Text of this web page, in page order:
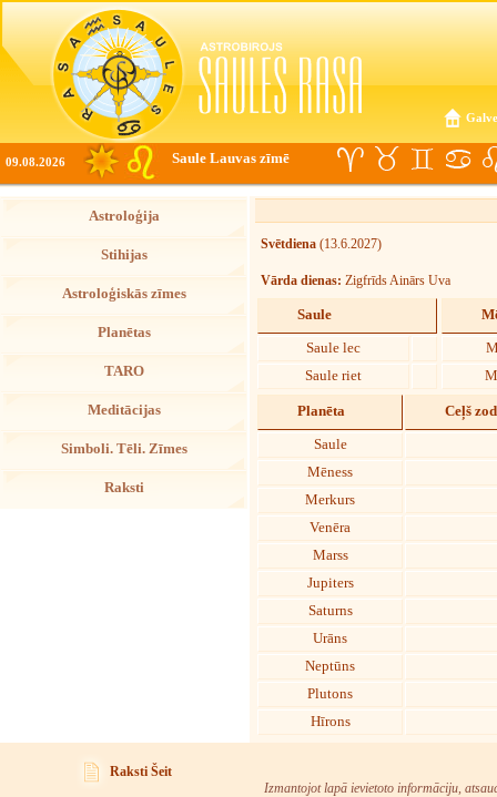
09.08.2026 Saule Lauvas zīmē
Astroloģija
Stihijas
Astroloģiskās zīmes
Planētas
TARO
Meditācijas
Simboli. Tēli. Zīmes
Raksti
Svētdiena (13.6.2027)
Vārda dienas: Zigfrīds Ainārs Uva
Saule
Saule lec
Saule riet
Planēta Ceļš
Saule
Mēness
Merkurs
Venēra
Marss
Jupiters
Saturns
Urāns
Neptūns
Plutons
Hīrons
Raksti Šeit
Izmantojot lapā ievietoto informāciju,